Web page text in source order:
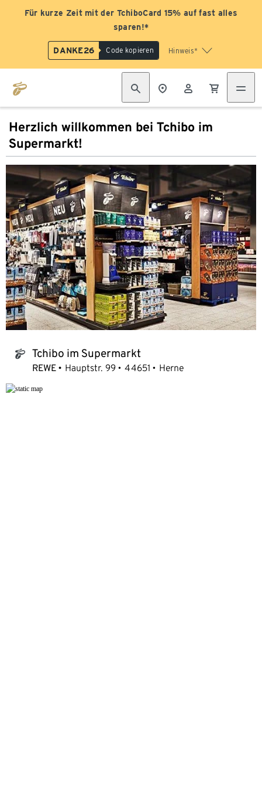
Für kurze Zeit mit der TchiboCard 15% auf fast alles
sparen!*
DANKE26 Code kopieren Hinweis*
Herzlich willkommen bei Tchibo im
Supermarkt!
tchibo_logo Tchibo im Supermarkt
REWE Hauptstr. 99 44651 Herne